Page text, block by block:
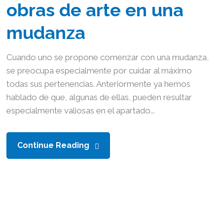
obras de arte en una
mudanza
Cuando uno se propone comenzar con una mudanza,
se preocupa especialmente por cuidar al máximo
todas sus pertenencias. Anteriormente ya hemos
hablado de que, algunas de ellas, pueden resultar
especialmente valiosas en el apartado...
Continue Reading